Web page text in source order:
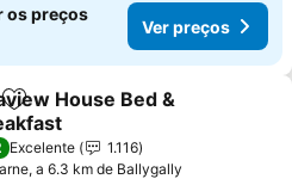
os preços
Ver preços
Adicionar aos favoritos
House Bed &
preços
Excelente
1.116
a 6.3 km de Ballygally